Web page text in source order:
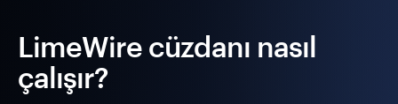
LimeWire cüzdanı nasıl
çalışır?